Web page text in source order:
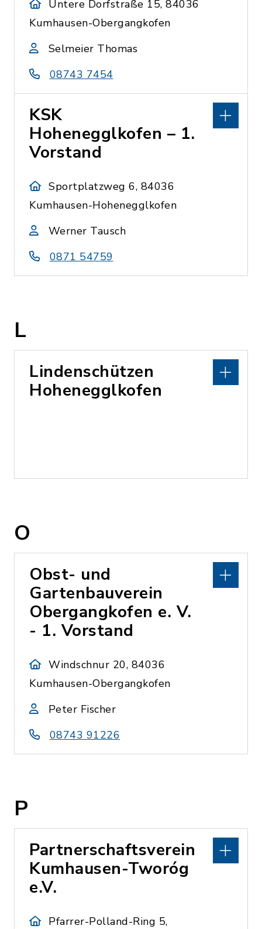
Untere Dorfstraße 15, 84036
Kumhausen-Obergangkofen
Selmeier Thomas
08743 7454
KSK
Hohenegglkofen – 1.
Vorstand
Sportplatzweg 6, 84036
Kumhausen-Hohenegglkofen
Werner Tausch
0871 54759
L
Lindenschützen
Hohenegglkofen
O
Obst- und
Gartenbauverein
Obergangkofen e. V.
- 1. Vorstand
Windschnur 20, 84036
Kumhausen-Obergangkofen
Peter Fischer
08743 91226
P
Partnerschaftsverein
Kumhausen-Tworóg
e.V.
Pfarrer-Polland-Ring 5,